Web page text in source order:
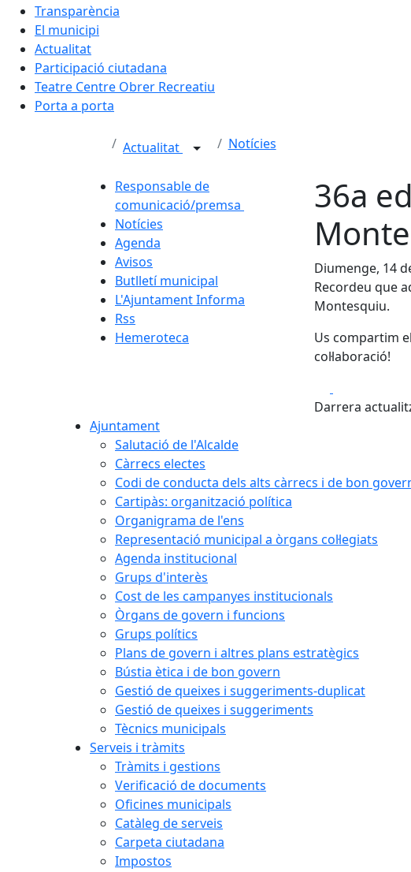
Transparència
El municipi
Actualitat
Participació ciutadana
Teatre Centre Obrer Recreatiu
Porta a porta
Actualitat Notícies
Responsable de
comunicació/premsa
Notícies
Agenda
Avisos
Butlletí municipal
L'Ajuntament Informa
Rss
Hemeroteca
36a
Diumenge, 14
Recordeu que
Montesquiu.
Us compartim
col·laboració!
Darrera
Ajuntament
Salutació de l'Alcalde
Càrrecs electes
Codi de conducta dels alts càrrecs i de bon
Cartipàs: organització política
Organigrama de l'ens
Representació municipal a òrgans col·legiats
Agenda institucional
Grups d'interès
Cost de les campanyes institucionals
Òrgans de govern i funcions
Grups polítics
Plans de govern i altres plans estratègics
Bústia ètica i de bon govern
Gestió de queixes i suggeriments-duplicat
Gestió de queixes i suggeriments
Tècnics municipals
Serveis i tràmits
Tràmits i gestions
Verificació de documents
Oficines municipals
Catàleg de serveis
Carpeta ciutadana
Impostos